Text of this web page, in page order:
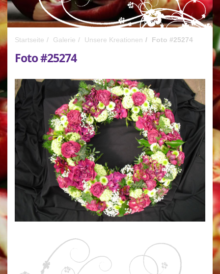
Startseite Galerie Unsere Kreationen Foto #25274
Foto #25274